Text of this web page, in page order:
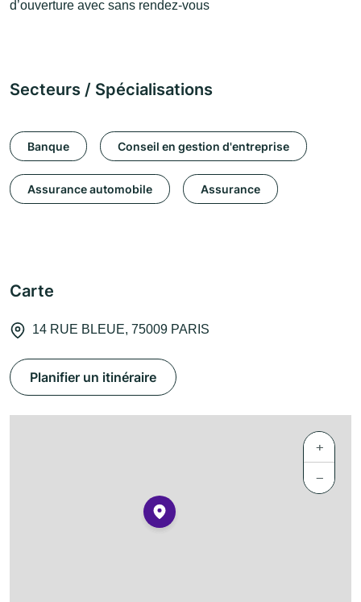
d’ouverture avec sans rendez-vous
Secteurs / Spécialisations
Banque Conseil en gestion d'entreprise
Assurance automobile Assurance
Carte
14 RUE BLEUE, 75009 PARIS
Planifier un itinéraire
+
−